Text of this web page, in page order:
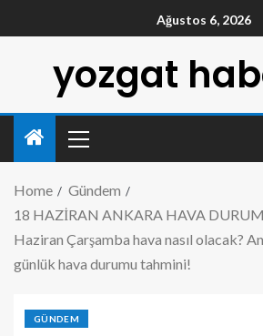
Ağustos 6, 2026
yozgat
Home
Gündem
18 HAZİRAN ANKARA HAVA
Haziran Çarşamba hava nasıl olacak?
günlük hava durumu tahmini!
GÜNDEM